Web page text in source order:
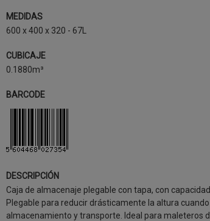
MEDIDAS
600 x 400 x 320 - 67L
CUBICAJE
0.1880m³
BARCODE
DESCRIPCIÓN
Caja de almacenaje plegable con tapa, con
Plegable para reducir drásticamente la altura
almacenamiento y transporte. Ideal para maleteros